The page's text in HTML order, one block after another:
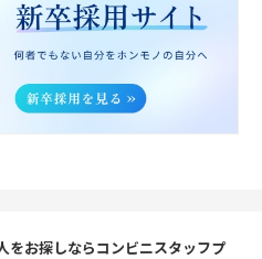
をお探しならコンビニスタッフプ